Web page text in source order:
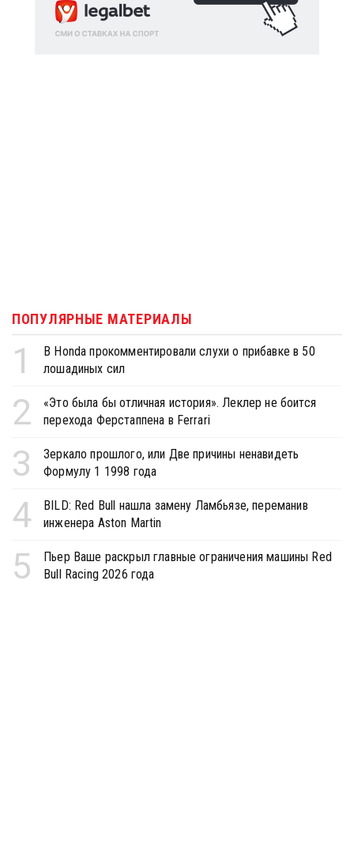
ПОПУЛЯРНЫЕ МАТЕРИАЛЫ
1
В Honda прокомментировали слухи о прибавке в 50
лошадиных сил
2
«Это была бы отличная история». Леклер не боится
перехода Ферстаппена в Ferrari
3
Зеркало прошлого, или Две причины ненавидеть
Формулу 1 1998 года
4
BILD: Red Bull нашла замену Ламбьязе, переманив
инженера Aston Martin
5
Пьер Ваше раскрыл главные ограничения машины Red
Bull Racing 2026 года